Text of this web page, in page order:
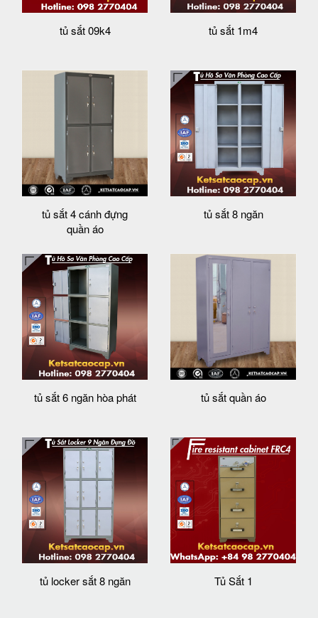
tủ sắt 09k4 tủ sắt 1m4
tủ sắt 4 cánh đựng
quần áo
tủ sắt 8 ngăn
tủ sắt 6 ngăn hòa phát tủ sắt quần áo
tủ locker sắt 8 ngăn Tủ Sắt 1